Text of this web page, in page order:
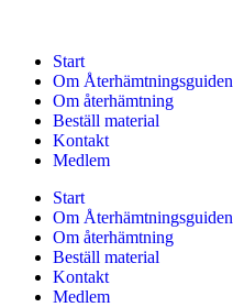
Start
Om Återhämtningsguiden
Om återhämtning
Beställ material
Kontakt
Medlem
Start
Om Återhämtningsguiden
Om återhämtning
Beställ material
Kontakt
Medlem